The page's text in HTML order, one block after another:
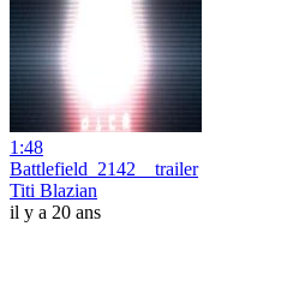
1:48
Battlefield_2142__trailer
Titi Blazian
il y a 20 ans